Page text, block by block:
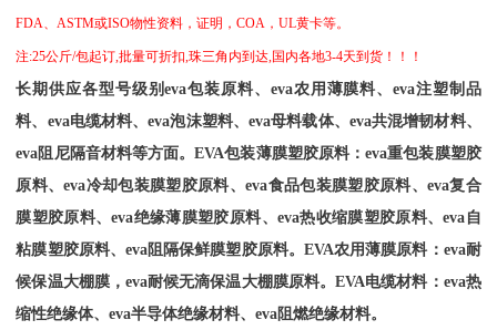
FDA、ASTM或ISO物性资料，证明，COA ，UL黄卡等。
注:25公斤/包起订,批量可折扣,珠三角内到达,国内各地3-4天到货！！！
长期供应各型号级别eva包装原料、 eva农用薄膜料、eva注塑制品
料、 eva电缆材料、eva泡沫塑料、eva母料载体、 eva共混增韧材料、
eva阻尼隔音材料等方面。EVA包装薄膜塑胶原料：eva重包装膜塑胶
原料、eva冷却包装膜塑胶原料、eva食品包装膜塑胶原料、 eva复合
膜塑胶原料、eva绝缘薄膜塑胶原料、 eva热收缩膜塑胶原料、eva自
粘膜塑胶原料、 eva阻隔保鲜膜塑胶原料。 EVA农用薄膜原料： eva耐
候保温大棚膜， eva耐候无滴保温大棚膜原料。EVA电缆材料： eva热
缩性绝缘体、eva半导体绝缘材料、eva阻燃绝缘材料。